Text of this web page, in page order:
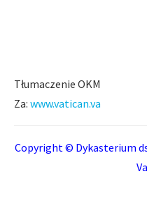
Tłumaczenie OKM
Za: www.vatican.va
Copyright © Dykasterium